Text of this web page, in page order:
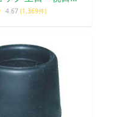
・年末年始休業
4.67 (1,369件)